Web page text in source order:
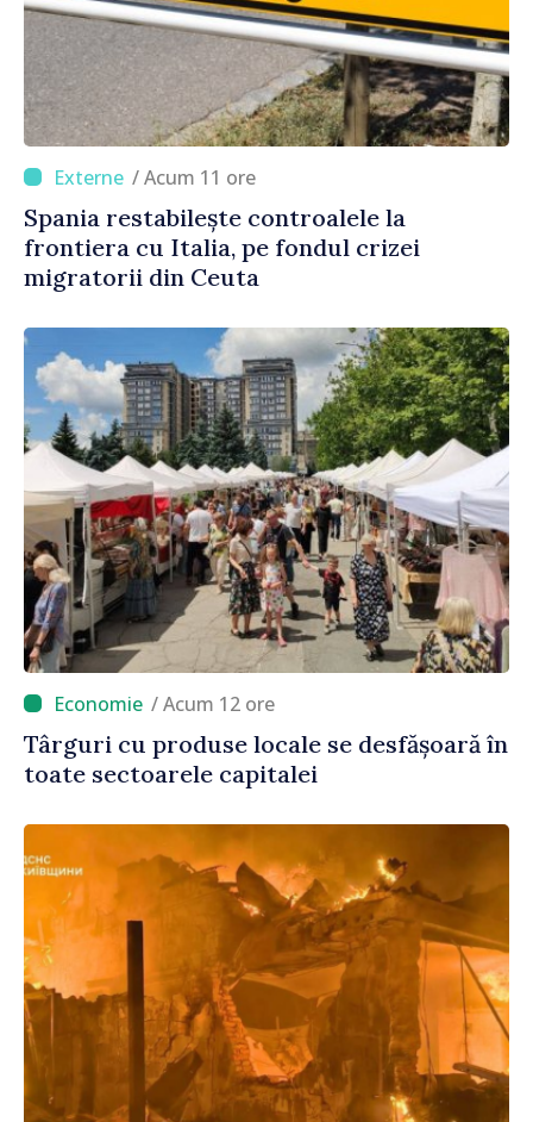
/ Acum 11 ore
Spania restabilește controalele la
frontiera cu Italia, pe fondul crizei
migratorii din Ceuta
/ Acum 12 ore
Târguri cu produse locale se desfășoară în
toate sectoarele capitalei